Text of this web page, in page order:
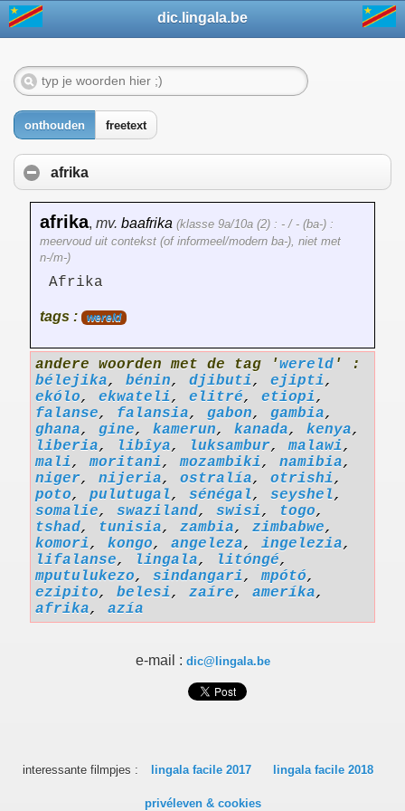
dic.lingala.be
onthouden freetext
afrika
afrika, mv. baafrika (klasse 9a/10a (2) : - / - (ba-) :
meervoud uit contekst (of informeel/modern ba-), niet met
n-/m-)
Afrika
tags : wereld
andere woorden met de tag 'wereld ' :
bélejika, bénin, djibuti, ejipti,
ekólo, ekwateli, elitré, etiopi,
falanse, falansia, gabon, gambia,
ghana, gine, kamerun, kanada, kenya,
liberia, libîya, luksambur,malawi,
mali,moritani,mozambiki, namibia,
niger, nijeria, ostralía, otrishi,
poto, pulutugal, sénégal, seyshel,
somalie, swaziland, swisi, togo,
tshad, tunisia, zambia, zimbabwe,
komori, kongo, angeleza, ingelezia,
lifalanse, lingala, litóngé,
mputulukezo, sindangari,mpótó,
ezipito, belesi, zaíre, ameríka,
afrika, azía
e-mail : dic@lingala.be
interessante filmpjes : lingala facile 2017 lingala facile 2018
privéleven & cookies